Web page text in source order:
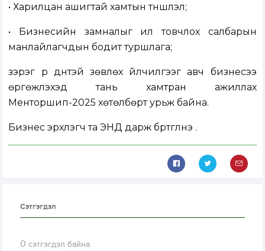
• Харилцан ашигтай хамтын түншлэл;
• Бизнесийн замналыг илүү товчлох салбарын
манлайлагчдын бодит туршлага;
зэрэг үр дүнтэй зөвлөх үйлчилгээг авч бизнесээ
өргөжүүлэхэд тань хамтран ажиллах
Менторшип-2025 хөтөлбөрт урьж байна.
Бизнес эрхлэгч таЭНД дарж бүртгүүлнэ үү.
Сэтгэгдэл
0 сэтгэгдэл байна